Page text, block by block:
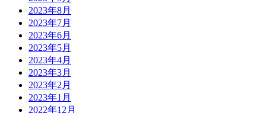
2023年8月
2023年7月
2023年6月
2023年5月
2023年4月
2023年3月
2023年2月
2023年1月
2022年12月